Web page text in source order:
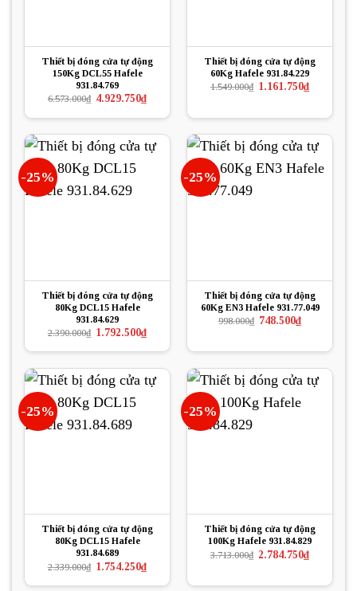
Thiết bị đóng cửa tự động
150Kg DCL55 Hafele
931.84.769
6.573.000₫ Giá
là:
4.929.750₫Giá
hiện
tại
4.929.750₫.
Thiết bị đóng cửa tự động
60Kg Hafele 931.84.229
1.549.000₫ Giá
1.161.750₫Giá
hiện
-25%
Thiết bị đóng cửa tự động
80Kg DCL15 Hafele
931.84.629
2.390.000₫ Giá
là:
1.792.500₫Giá
hiện
tại
1.792.500₫.
-25%
Thiết bị đóng cửa tự động
60Kg EN3 Hafele 931.77.049
998.000₫ Giá
748.500₫Giá
hiện
-25%
Thiết bị đóng cửa tự động
80Kg DCL15 Hafele
931.84.689
2.339.000₫ Giá
là:
1.754.250₫Giá
hiện
tại
-25%
Thiết bị đóng cửa tự động
100Kg Hafele 931.84.829
3.713.000₫ Giá
2.784.750₫Giá
hiện